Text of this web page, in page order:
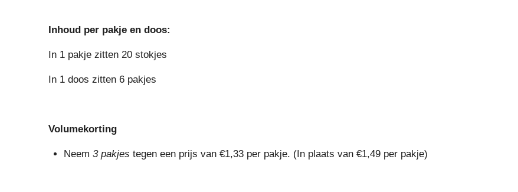
Inhoud per pakje en doos:
In 1 pakje zitten 20 stokjes
In 1 doos zitten 6 pakjes
Volumekorting
Neem 3 pakjes tegen een prijs van €1,33 per pakje. (In plaats van €1,49 per pakje)